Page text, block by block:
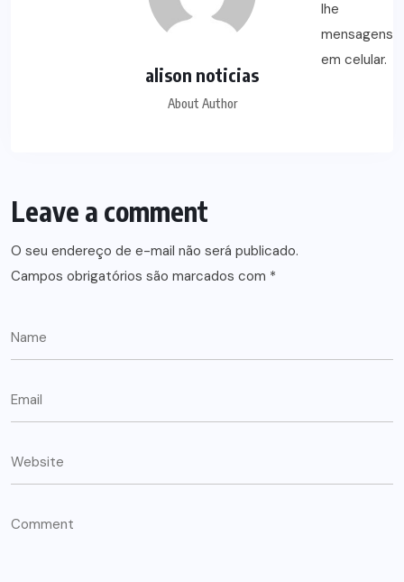
alison noticias
About Author
Leave a comment
O seu endereço de e-mail não será publicado.
Campos obrigatórios são marcados com *